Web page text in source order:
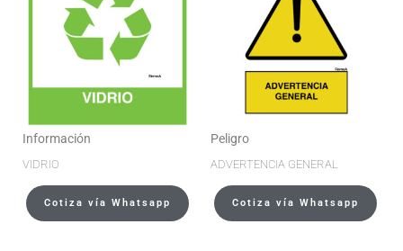
Información
VIDRIO
Cotiza vía Whatsapp
Peligro
ADVERTENCIA GENERAL
Cotiza vía Whatsapp